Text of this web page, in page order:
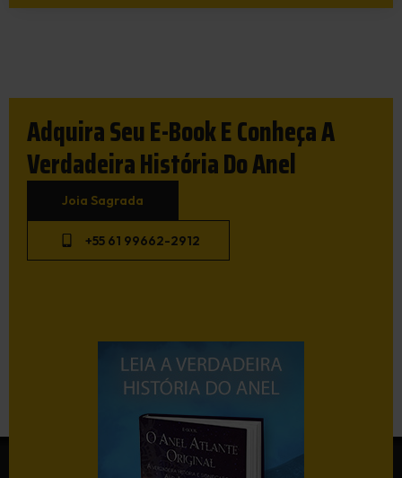
Adquira Seu E-Book E Conheça A
Verdadeira História Do Anel
Joia Sagrada
+55 61 99662-2912